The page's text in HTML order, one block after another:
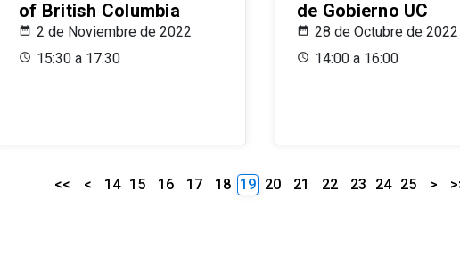
of British Columbia
2 de Noviembre de 2022
15:30 a 17:30
de Gobierno UC
28 de Octubre de 2022
14:00 a 16:00
<< < 14 15 16 17 18 19 20 21 22 23 24 25 >